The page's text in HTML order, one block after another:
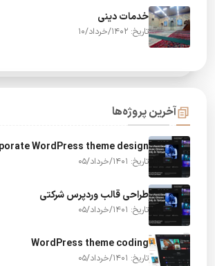
خدمات دینی
تاریخ: 1402/خرداد/10
آخرین پروژه‌ها
WordPress theme design
تاریخ: 1401/خرداد/05
طراحی قالب وردپرس شرکتی
تاریخ: 1401/خرداد/05
WordPress theme coding
تاریخ: 1401/خرداد/05